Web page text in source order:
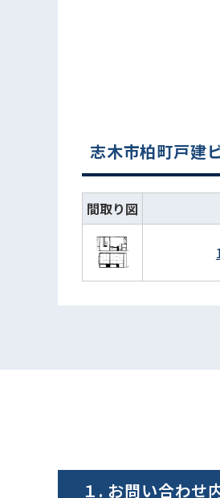
志木市柏町戸建
間取り図
１. お問い合わせ